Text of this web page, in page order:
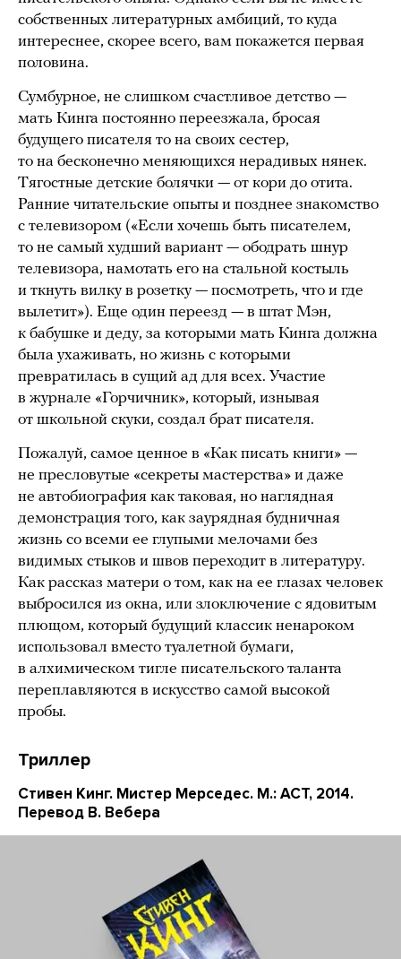
собственных литературных амбиций, то куда
интереснее, скорее всего, вам покажется первая
половина.
Сумбурное, не слишком счастливое детство —
мать Кинга постоянно переезжала, бросая
будущего писателя то на своих сестер,
то на бесконечно меняющихся нерадивых нянек.
Тягостные детские болячки — от кори до отита.
Ранние читательские опыты и позднее знакомство
с телевизором («Если хочешь быть писателем,
то не самый худший вариант — ободрать шнур
телевизора, намотать его на стальной костыль
и ткнуть вилку в розетку — посмотреть, что и где
вылетит»). Еще один переезд — в штат Мэн,
к бабушке и деду, за которыми мать Кинга должна
была ухаживать, но жизнь с которыми
превратилась в сущий ад для всех. Участие
в журнале «Горчичник», который, изнывая
от школьной скуки, создал брат писателя.
Пожалуй, самое ценное в «Как писать книги» —
не пресловутые «секреты мастерства» и даже
не автобиография как таковая, но наглядная
демонстрация того, как заурядная будничная
жизнь со всеми ее глупыми мелочами без
видимых стыков и швов переходит в литературу.
Как рассказ матери о том, как на ее глазах человек
выбросился из окна, или злоключение с ядовитым
плющом, который будущий классик ненароком
использовал вместо туалетной бумаги,
в алхимическом тигле писательского таланта
переплавляются в искусство самой высокой
пробы.
Триллер
Стивен Кинг. Мистер Мерседес. М.: АСТ, 2014.
Перевод В. Вебера